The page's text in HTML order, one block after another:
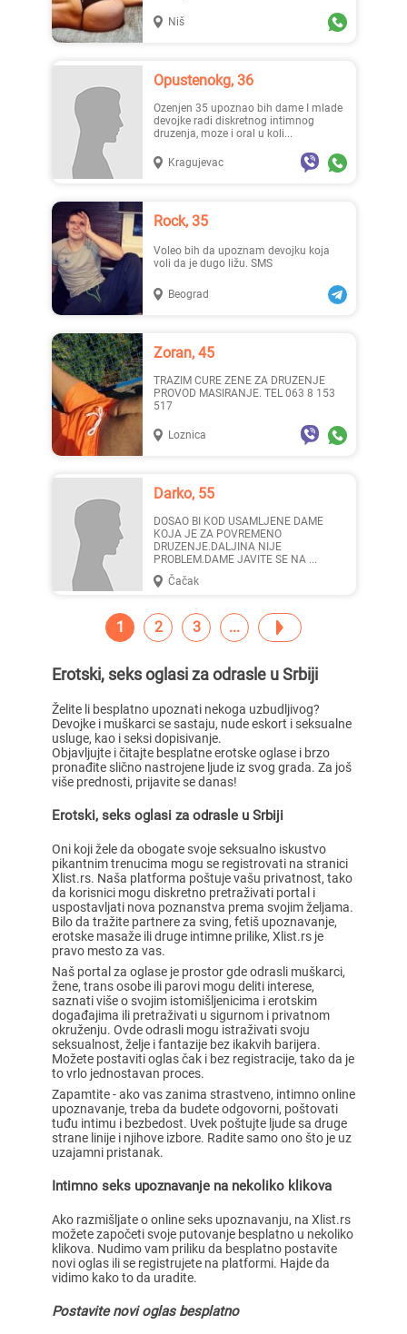
Niš
Opustenokg, 36
ozenjen 35 upoznao bih dame I mlade
devojke radi diskretnog intimnog
druzenja, moze i oral u koli...
Kragujevac
Rock, 35
Voleo bih da upoznam devojku koja
voli da je dugo ližu. SMS
Beograd
Zoran, 45
TRAZIM CURE ZENE ZA DRUZENJE
PROVOD MASIRANJE. TEL 063 8 153
517
Loznica
Darko, 55
DOSAO BI KOD USAMLJENE DAME
KOJA JE ZA POVREMENO
DRUZENJE.DALJINA NIJE
PROBLEM.DAME JAVITE SE NA ...
Čačak
1 2 3
Erotski, seks oglasi za odrasle u Srbiji
Želite li besplatno upoznati nekoga uzbudljivog?
Devojke i muškarci se sastaju, nude eskort i seksualne
usluge, kao i seksi dopisivanje.
Objavljujte i čitajte besplatne erotske oglase i brzo
pronađite slično nastrojene ljude iz svog grada. Za još
više prednosti, prijavite se danas!
Erotski, seks oglasi za odrasle u Srbiji
Oni koji žele da obogate svoje seksualno iskustvo
pikantnim trenucima mogu se registrovati na stranici
Xlist.rs. Naša platforma poštuje vašu privatnost, tako
da korisnici mogu diskretno pretraživati portal i
uspostavljati nova poznanstva prema svojim željama.
Bilo da tražite partnere za sving, fetiš upoznavanje,
erotske masaže ili druge intimne prilike, Xlist.rs je
pravo mesto za vas.
Naš portal za oglase je prostor gde odrasli muškarci,
žene, trans osobe ili parovi mogu deliti interese,
saznati više o svojim istomišljenicima i erotskim
događajima ili pretraživati u sigurnom i privatnom
okruženju. Ovde odrasli mogu istraživati svoju
seksualnost, želje i fantazije bez ikakvih barijera.
Možete postaviti oglas čak i bez registracije, tako da je
to vrlo jednostavan proces.
Zapamtite - ako vas zanima strastveno, intimno online
upoznavanje, treba da budete odgovorni, poštovati
tuđu intimu i bezbedost. Uvek poštujte ljude sa druge
strane linije i njihove izbore. Radite samo ono što je uz
uzajamni pristanak.
Intimno seks upoznavanje na nekoliko klikova
Ako razmišljate o online seks upoznavanju, na Xlist.rs
možete započeti svoje putovanje besplatno u nekoliko
klikova. Nudimo vam priliku da besplatno postavite
novi oglas ili se registrujete na platformi. Hajde da
vidimo kako to da uradite.
Postavite novi oglas besplatno